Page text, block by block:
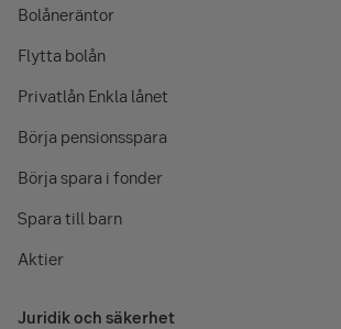
Bolåneräntor
Flytta bolån
Privatlån Enkla lånet
Börja pensionsspara
Börja spara i fonder
Spara till barn
Aktier
Juridik och säkerhet